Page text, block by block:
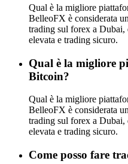
Qual è la migliore
BelleoFX è considerata
trading sul forex a Dubai,
elevata e trading sicuro.
Qual è la migliore
Bitcoin?
Qual è la migliore
BelleoFX è considerata
trading sul forex a
elevata e trading sicuro.
Come posso fare